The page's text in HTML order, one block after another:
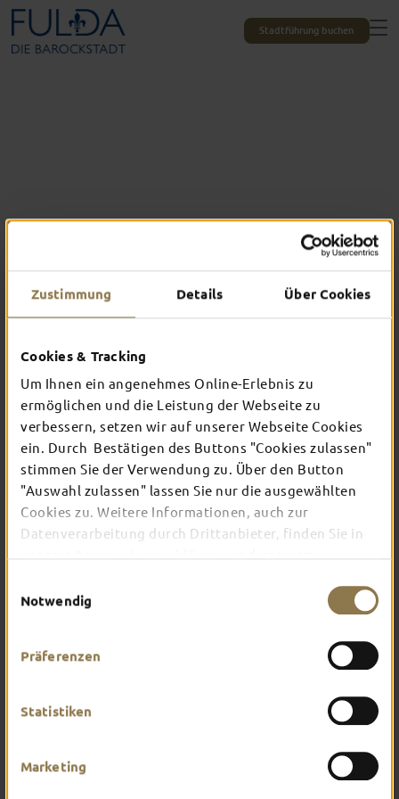
Zustimmung Details Über Cookies
Cookies & Tracking
Um Ihnen ein angenehmes Online-Erlebnis zu
ermöglichen und die Leistung der Webseite zu
verbessern, setzen wir auf unserer Webseite Cookies
ein. Durch Bestätigen des Buttons "Cookies zulassen"
stimmen Sie der Verwendung zu. Über den Button
"Auswahl zulassen" lassen Sie nur die ausgewählten
Cookies zu. Weitere Informationen, auch zur
Datenverarbeitung durch Drittanbieter, finden Sie in
Notwendig
Präferenzen
Statistiken
Marketing
Stadtführung buchen
Das erlebst du nur in Fulda
TOP-EVENTS
In Fulda ist irgendwo immer etwas los: Ob
Konzert, Musical, Erlebnis-Stadtführung oder
Theater – entdecke hier aktuelle Veranstaltungen
und Highlights in und um Fulda.